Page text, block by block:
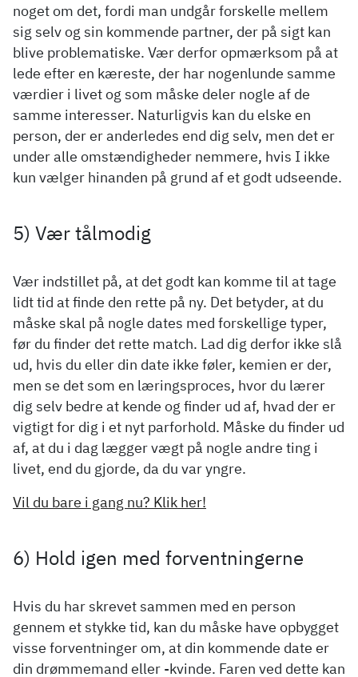
noget om det, fordi man undgår forskelle mellem
sig selv og sin kommende partner, der på sigt kan
blive problematiske. Vær derfor opmærksom på at
lede efter en kæreste, der har nogenlunde samme
værdier i livet og som måske deler nogle af de
samme interesser. Naturligvis kan du elske en
person, der er anderledes end dig selv, men det er
under alle omstændigheder nemmere, hvis I ikke
kun vælger hinanden på grund af et godt udseende.
5) Vær tålmodig
Vær indstillet på, at det godt kan komme til at tage
lidt tid at finde den rette på ny. Det betyder, at du
måske skal på nogle dates med forskellige typer,
før du finder det rette match. Lad dig derfor ikke slå
ud, hvis du eller din date ikke føler, kemien er der,
men se det som en læringsproces, hvor du lærer
dig selv bedre at kende og finder ud af, hvad der er
vigtigt for dig i et nyt parforhold. Måske du finder ud
af, at du i dag lægger vægt på nogle andre ting i
livet, end du gjorde, da du var yngre.
Vil du bare i gang nu? Klik her!
6) Hold igen med forventningerne
Hvis du har skrevet sammen med en person
gennem et stykke tid, kan du måske have opbygget
visse forventninger om, at din kommende date er
din drømmemand eller -kvinde. Faren ved dette kan